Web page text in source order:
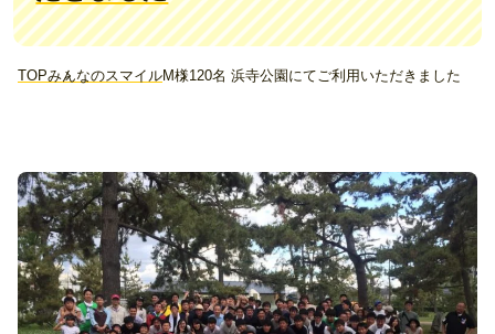
TOPみんなのスマイルM様120名 浜寺公園にてご利用いただきました